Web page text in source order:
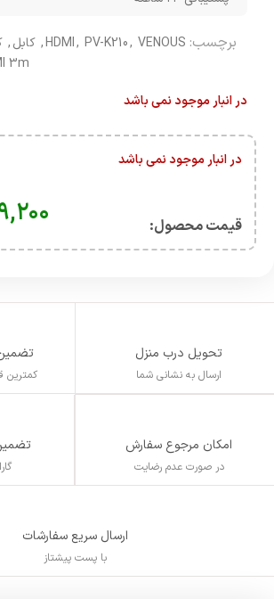
برچسب: HDMI, PV-K210, VENOUS
, کابل,
3m
در انبار موجود نمی باشد
در انبار موجود نمی باشد
قیمت محصول:​
تحویل درب منزل
ارسال به نشانی شما کمترین
امکان مرجوع سفارش
در صورت عدم رضایت
ارسال سریع سفارشات
با پست پیشتاز